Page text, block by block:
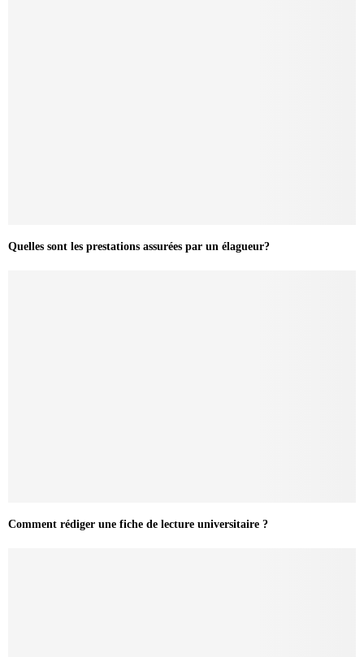
Quelles sont les prestations assurées par un élagueur?
Comment rédiger une fiche de lecture universitaire ?